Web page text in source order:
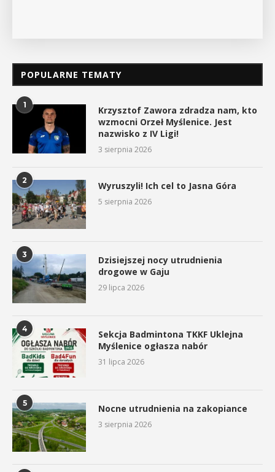
POPULARNE TEMATY
1
Krzysztof Zawora zdradza nam, kto
wzmocni Orzeł Myślenice. Jest
nazwisko z IV Ligi!
3 sierpnia 2026
2 Wyruszyli! Ich cel to Jasna Góra
5 sierpnia 2026
3
Dzisiejszej nocy utrudnienia
drogowe w Gaju
29 lipca 2026
4
Sekcja Badmintona TKKF Uklejna
Myślenice ogłasza nabór
31 lipca 2026
5 Nocne utrudnienia na zakopiance
3 sierpnia 2026